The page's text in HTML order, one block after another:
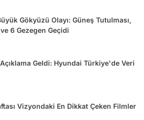
Gökyüzü Olayı: Güneş Tutulması,
6 Gezegen Geçidi
Geldi: Hyundai Türkiye'de Veri
Vizyondaki En Dikkat Çeken Filmler